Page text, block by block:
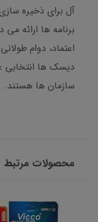
آل برای ذخیره
برنامه ها ارائه می
اعتماد، دوام
دیسک ها انتخابی
سازمان ها هستند.
محصولات مرتبط